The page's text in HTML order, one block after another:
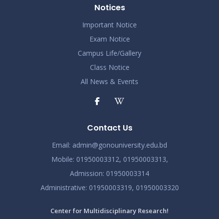
আন্তর্জাতিক মাতৃভাষা দিবস ও শহীদ দিবস পালন প্রসঙ্গে বিজ্ঞপ্তি
Read More
২০২৩) বিজ্ঞপ্তি
Read More
Read More
Notices
Important Notice
Exam Notice
Campus Life/Gallery
Class Notice
All News & Events
Contact Us
Email: admin@gonouniversity.edu.bd
Mobile: 01950003312, 01950003313,
Admission: 01950003314
Administrative: 01950003319, 01950003320
Center for Multidisciplinary Research!